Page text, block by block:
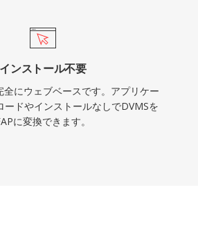
インストール不要
全にウェブベースです。アプリケー
ードやインストールなしでDVMSを
に変換できます。